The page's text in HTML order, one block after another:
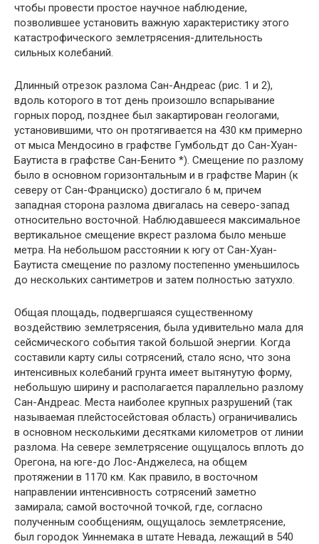
чтобы провести простое научное наблюдение,
позволившее уста­новить важную характеристику этого
катастрофического земле­трясения-длительность
сильных колебаний.
Длинный отрезок разлома Сан-Андреас (рис. 1 и 2),
вдоль ко­торого в тот день произошло вспарывание
горных пород, позд­нее был закартирован геологами,
установившими, что он протя­гивается на 430 км примерно
от мыса Мендосино в графстве Гумбольдт до Сан-Хуан-
Баутиста в графстве Сан-Бенито *). Сме­щение по разлому
было в основном горизонтальным и в граф­стве Марин (к
северу от Сан-Франциско) достигало 6 м, причем
западная сторона разлома двигалась на северо-запад
относитель­но восточной. Наблюдавшееся максимальное
вертикальное сме­щение вкрест разлома было меньше
метра. На небольшом рас­стоянии к югу от Сан-Хуан-
Баутиста смещение по разлому постепенно уменьшилось
до нескольких сантиметров и затем полностью затухло.
Общая площадь, подвергшаяся существенному
воздействию землетрясения, была удивительно мала для
сейсмического собы­тия такой большой энергии. Когда
составили карту силы сотря­сений, стало ясно, что зона
интенсивных колебаний грунта имеет вытянутую форму,
небольшую ширину и располагается па­раллельно разлому
Сан-Андреас. Места наиболее крупных разру­шений (так
называемая плейстосейстовая область) ограничива­лись
в основном несколькими десятками километров от линии
разлома. На севере землетрясение ощущалось вплоть до
Орего­на, на юге-до Лос-Анджелеса, на общем
протяжении в 1170 км. Как правило, в восточном
направлении интенсивность сотрясе­ний заметно
замирала; самой восточной точкой, где, согласно
полученным сообщениям, ощущалось землетрясение,
был горо­док Уиннемака в штате Невада, лежащий в 540